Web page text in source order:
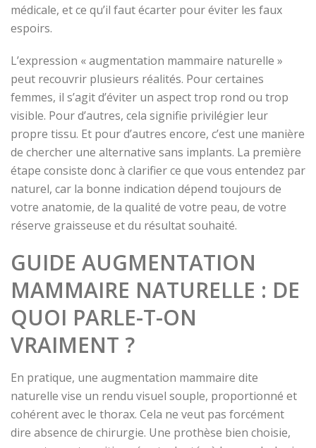
médicale, et ce qu’il faut écarter pour éviter les faux
espoirs.
L’expression « augmentation mammaire naturelle »
peut recouvrir plusieurs réalités. Pour certaines
femmes, il s’agit d’éviter un aspect trop rond ou trop
visible. Pour d’autres, cela signifie privilégier leur
propre tissu. Et pour d’autres encore, c’est une manière
de chercher une alternative sans implants. La première
étape consiste donc à clarifier ce que vous entendez par
naturel, car la bonne indication dépend toujours de
votre anatomie, de la qualité de votre peau, de votre
réserve graisseuse et du résultat souhaité.
GUIDE AUGMENTATION
MAMMAIRE NATURELLE : DE
QUOI PARLE-T-ON
VRAIMENT ?
En pratique, une augmentation mammaire dite
naturelle vise un rendu visuel souple, proportionné et
cohérent avec le thorax. Cela ne veut pas forcément
dire absence de chirurgie. Une prothèse bien choisie,